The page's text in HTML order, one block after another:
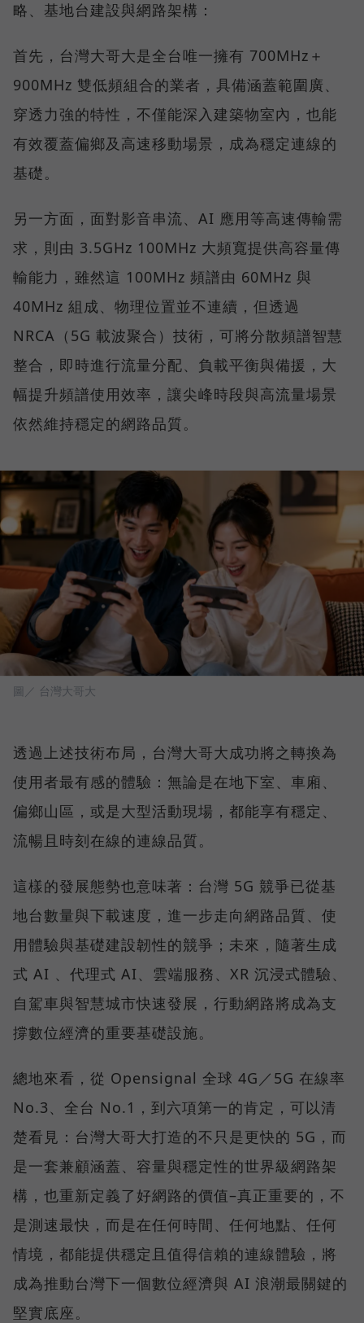
略、基地台建設與網路架構：
首先，台灣大哥大是全台唯一擁有 700MHz＋
900MHz 雙低頻組合的業者，具備涵蓋範圍廣、
穿透力強的特性，不僅能深入建築物室內，也能
有效覆蓋偏鄉及高速移動場景，成為穩定連線的
基礎。
另一方面，面對影音串流、AI 應用等高速傳輸需
求，則由 3.5GHz 100MHz 大頻寬提供高容量傳
輸能力，雖然這 100MHz 頻譜由 60MHz 與
40MHz 組成、物理位置並不連續，但透過
NRCA（5G 載波聚合）技術，可將分散頻譜智慧
整合，即時進行流量分配、負載平衡與備援，大
幅提升頻譜使用效率，讓尖峰時段與高流量場景
依然維持穩定的網路品質。
圖／ 台灣大哥大
透過上述技術布局，台灣大哥大成功將之轉換為
使用者最有感的體驗：無論是在地下室、車廂、
偏鄉山區，或是大型活動現場，都能享有穩定、
流暢且時刻在線的連線品質。
這樣的發展態勢也意味著：台灣 5G 競爭已從基
地台數量與下載速度，進一步走向網路品質、使
用體驗與基礎建設韌性的競爭；未來，隨著生成
式 AI 、代理式 AI、雲端服務、XR 沉浸式體驗、
自駕車與智慧城市快速發展，行動網路將成為支
撐數位經濟的重要基礎設施。
總地來看，從 Opensignal 全球 4G／5G 在線率
No.3、全台 No.1，到六項第一的肯定，可以清
楚看見：台灣大哥大打造的不只是更快的 5G，而
是一套兼顧涵蓋、容量與穩定性的世界級網路架
構，也重新定義了好網路的價值–真正重要的，不
是測速最快，而是在任何時間、任何地點、任何
情境，都能提供穩定且值得信賴的連線體驗，將
成為推動台灣下一個數位經濟與 AI 浪潮最關鍵的
堅實底座。